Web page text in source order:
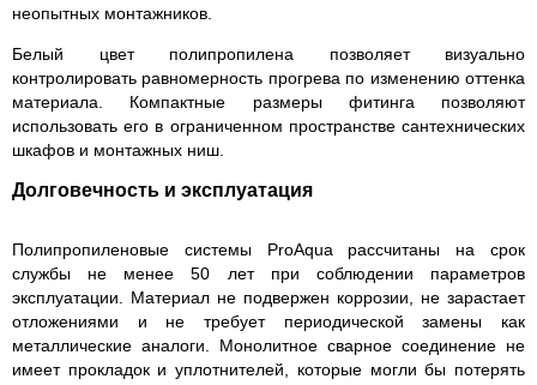
неопытных монтажников.
Белый цвет полипропилена позволяет визуально
контролировать равномерность прогрева по изменению оттенка
материала. Компактные размеры фитинга позволяют
использовать его в ограниченном пространстве сантехнических
шкафов и монтажных ниш.
Долговечность и эксплуатация
Полипропиленовые системы ProAqua рассчитаны на срок
службы не менее 50 лет при соблюдении параметров
эксплуатации. Материал не подвержен коррозии, не зарастает
отложениями и не требует периодической замены как
металлические аналоги. Монолитное сварное соединение не
имеет прокладок и уплотнителей, которые могли бы потерять